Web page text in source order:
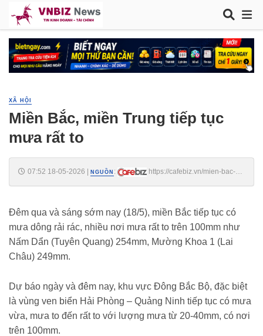
XÃ HỘI
Miền Bắc, miền Trung tiếp tục
mưa rất to
07:52 18-05-2026 NGUỒN :
https://cafebiz.vn/mien-bac-
Đêm qua và sáng sớm nay (18/5), miền Bắc tiếp tục có
mưa dông rải rác, nhiều nơi mưa rất to trên 100mm như
Nấm Dẩn (Tuyên Quang) 254mm, Mường Khoa 1 (Lai
Châu) 249mm.
Dự báo ngày và đêm nay, khu vực Đông Bắc Bộ, đặc biệt
là vùng ven biển Hải Phòng – Quảng Ninh tiếp tục có mưa
vừa, mưa to đến rất to với lượng mưa từ 20-40mm, có nơi
trên 100mm.